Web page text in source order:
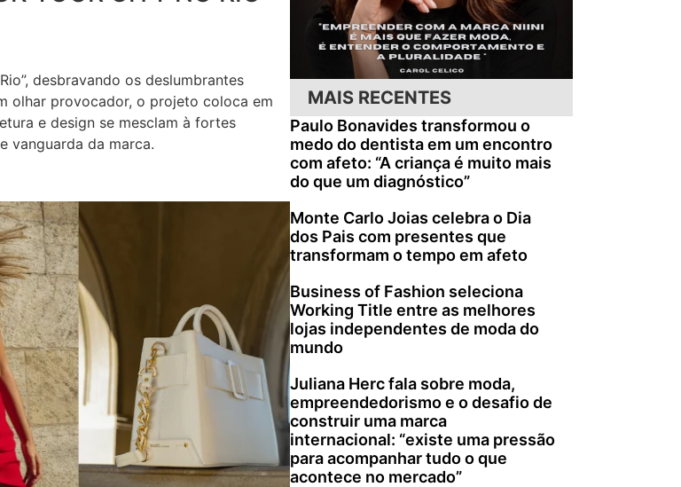
desbravando os deslumbrantes
olhar provocador, o projeto coloca em
e design se mesclam à fortes
vanguarda da marca.
MAIS RECENTES
Paulo Bonavides transformou o
medo do dentista em um encontro
com afeto: “A criança é muito mais
do que um diagnóstico”
Monte Carlo Joias celebra o Dia
dos Pais com presentes que
transformam o tempo em afeto
Business of Fashion seleciona
Working Title entre as melhores
lojas independentes de moda do
mundo
Juliana Herc fala sobre moda,
empreendedorismo e o desafio de
construir uma marca
internacional: “existe uma pressão
para acompanhar tudo o que
acontece no mercado”